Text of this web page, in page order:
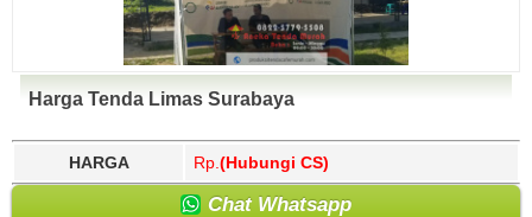
Harga Tenda Limas Surabaya
HARGA Rp. (Hubungi CS)
Chat Whatsapp